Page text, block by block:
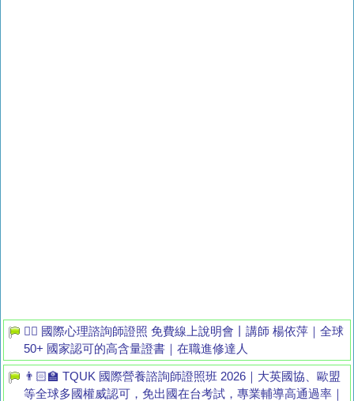
👩‍⚕️ 國際心理諮詢師證照 免費線上說明會丨講師 楊依萍｜全球
50+ 國家認可的高含量證書｜在職進修達人
👨🏻‍🏫 TQUK 國際營養諮詢師證照班 2026｜大英國協、歐盟
等全球多國權威認可，免出國在台考試，專業輔導高通過率｜